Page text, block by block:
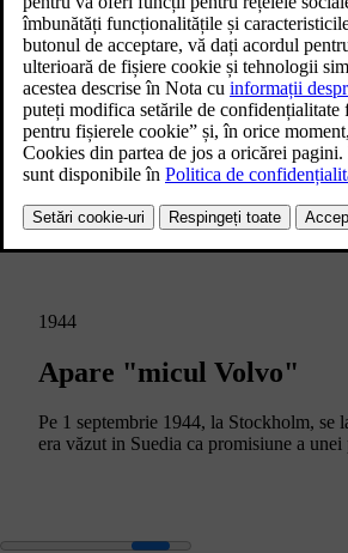
1944
Apare "micul Volvo"
Pe 1 septembrie 1944, la Stockholm, se
era văzut in Suedia ca promisiune a